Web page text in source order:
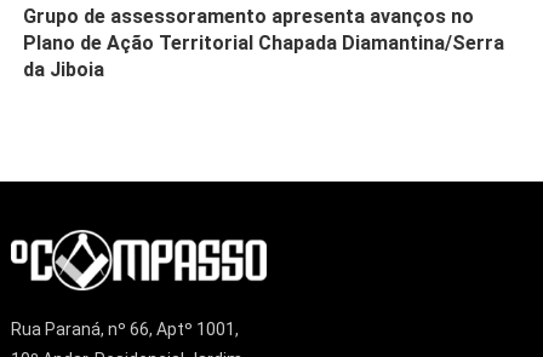
Grupo de assessoramento apresenta avanços no
Plano de Ação Territorial Chapada Diamantina/Serra
da Jiboia
Rua Paraná, nº 66, Aptº 1001,